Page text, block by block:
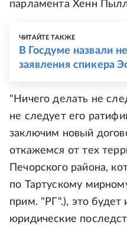
парламента Хенн
ЧИТАЙТЕ ТАКЖЕ
В Госдуме назвали
заявления спикера
"Ничего делать не
не следует его
заключим новый
откажемся от тех
Печорского района,
по Тартускому
прим. "РГ".), это будет
юридические